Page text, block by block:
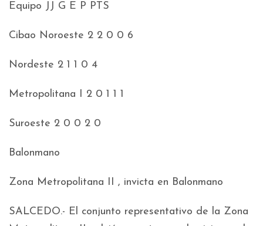
Equipo JJ G E P PTS
Cibao Noroeste 2 2 0 0 6
Nordeste 2 1 1 0 4
Metropolitana I 2 0 1 1 1
Suroeste 2 0 0 2 0
Balonmano
Zona Metropolitana II , invicta en Balonmano
SALCEDO.- El conjunto representativo de la Zona